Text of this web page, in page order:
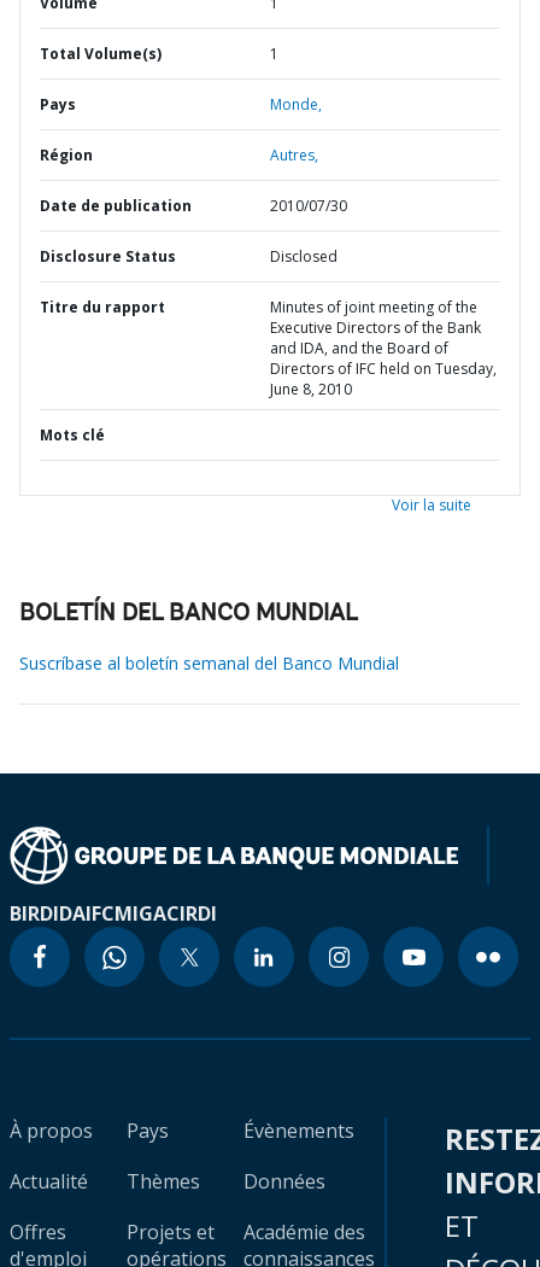
Total Volume(s) 1
Pays Monde,
Région Autres,
Date de publication 2010/07/30
Disclosure Status Disclosed
Titre du rapport
Minutes of joint meeting of the
Executive Directors of the Bank
and IDA, and the Board of
Directors of IFC held on Tuesday,
June 8, 2010
Mots clé
Voir la suite
BOLETÍN DEL BANCO MUNDIAL
Suscríbase al boletín semanal del Banco Mundial
BIRDIDAIFCMIGACIRDI
À propos
Actualité
Offres
d'emploi
Pays
Thèmes
Projets et
opérations
Évènements
Données
Académie des
connaissances
ET